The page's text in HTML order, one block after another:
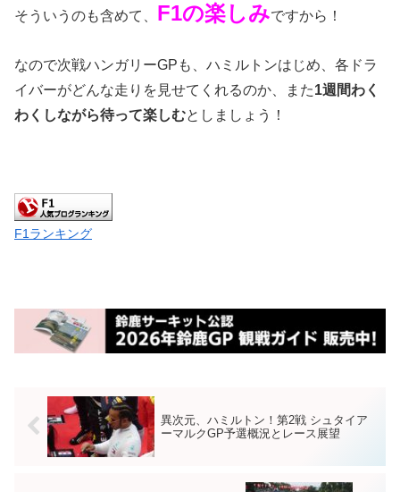
そういうのも含めて、 F1の楽しみですから！
なので次戦ハンガリーGPも、ハミルトンはじめ、各ドラ
イバーがどんな走りを見せてくれるのか、また1週間わく
わくしながら待って楽しむとしましょう！
F1ランキング
異次元、ハミルトン！第2戦 シュタイア
ーマルクGP予選概況とレース展望